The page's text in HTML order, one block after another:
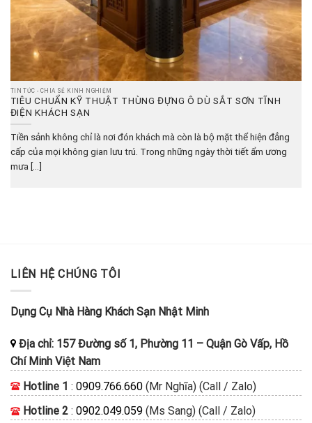
TIN TỨC - CHIA SẺ KINH NGHIỆM
TIÊU CHUẨN KỸ THUẬT THÙNG ĐỰNG Ô DÙ SẮT SƠN TĨNH
ĐIỆN KHÁCH SẠN
Tiền sảnh không chỉ là nơi đón khách mà còn là bộ mặt thể hiện đẳng
cấp của mọi không gian lưu trú. Trong những ngày thời tiết ẩm ương
mưa [...]
LIÊN HỆ CHÚNG TÔI
Dụng Cụ Nhà Hàng Khách Sạn Nhật Minh
Địa chỉ: 157 Đường số 1, Phường 11 – Quận Gò Vấp, Hồ
Chí Minh Việt Nam
Hotline 1 : 0909.766.660 (Mr Nghĩa) (Call / Zalo)
Hotline 2 : 0902.049.059 (Ms Sang) (Call / Zalo)